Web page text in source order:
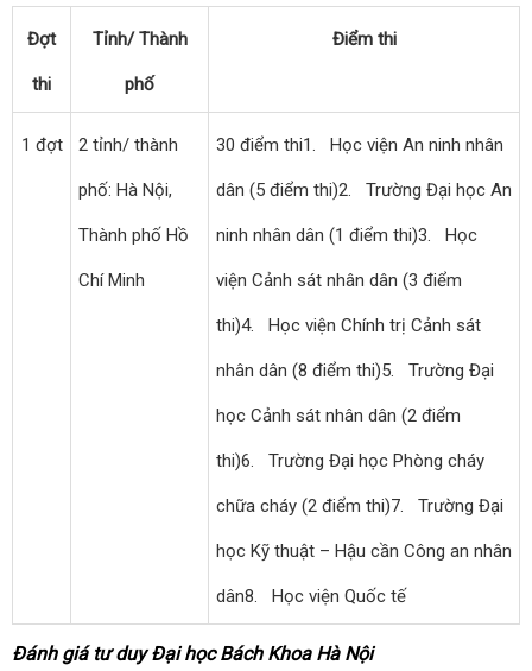
Đợt
thi
Tỉnh/ Thành
phố
Điểm thi
1 đợt 2 tỉnh/ thành
phố: Hà Nội,
Thành phố Hồ
Chí Minh
30 điểm thi1. Học viện An ninh nhân
dân (5 điểm thi)2. Trường Đại học An
ninh nhân dân (1 điểm thi)3. Học
viện Cảnh sát nhân dân (3 điểm
thi)4. Học viện Chính trị Cảnh sát
nhân dân (8 điểm thi)5. Trường Đại
học Cảnh sát nhân dân (2 điểm
thi)6. Trường Đại học Phòng cháy
chữa cháy (2 điểm thi)7. Trường Đại
học Kỹ thuật – Hậu cần Công an nhân
dân8. Học viện Quốc tế
Đánh giá tư duy Đại học Bách Khoa Hà Nội